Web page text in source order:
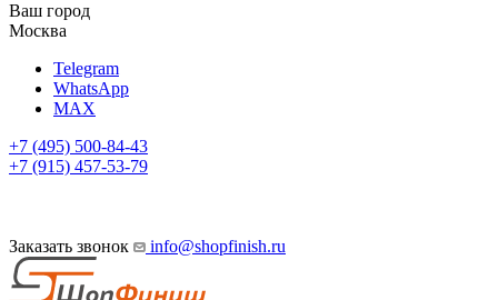
Ваш город
Москва
Telegram
WhatsApp
MAX
+7 (495) 500-84-43
+7 (915) 457-53-79
Заказать звонок info@shopfinish.ru